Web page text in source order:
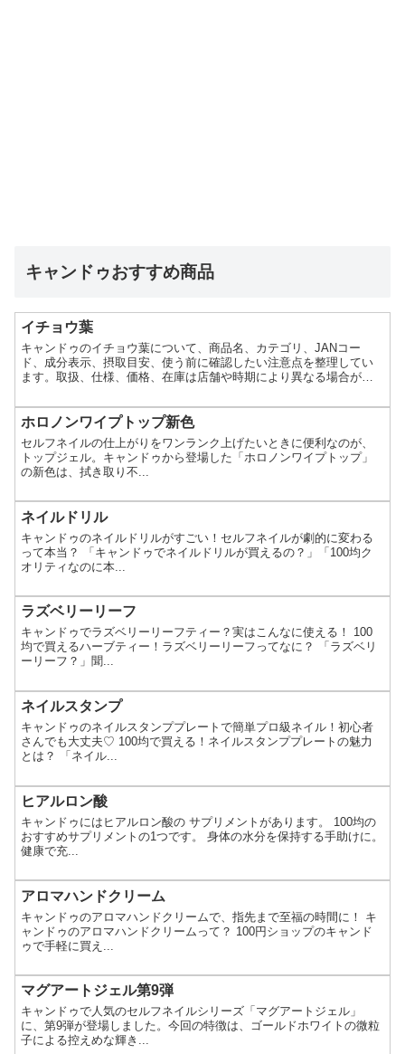
キャンドゥおすすめ商品
イチョウ葉
キャンドゥのイチョウ葉について、商品名、カテゴリ、JANコー
ド、成分表示、摂取目安、使う前に確認したい注意点を整理してい
ます。取扱、仕様、価格、在庫は店舗や時期により異なる場合があ
ホロノンワイプトップ新色
セルフネイルの仕上がりをワンランク上げたいときに便利なのが、
トップジェル。キャンドゥから登場した「ホロノンワイプトップ」
の新色は、拭き取り不...
ネイルドリル
キャンドゥのネイルドリルがすごい！セルフネイルが劇的に変わる
って本当？ 「キャンドゥでネイルドリルが買えるの？」「100均ク
オリティなのに本...
ラズベリーリーフ
キャンドゥでラズベリーリーフティー？実はこんなに使える！ 100
均で買えるハーブティー！ラズベリーリーフってなに？ 「ラズベリ
ーリーフ？」聞...
ネイルスタンプ
キャンドゥのネイルスタンププレートで簡単プロ級ネイル！初心者
さんでも大丈夫♡ 100均で買える！ネイルスタンププレートの魅力
とは？ 「ネイル...
ヒアルロン酸
キャンドゥにはヒアルロン酸の サプリメントがあります。 100均の
おすすめサプリメントの1つです。 身体の水分を保持する手助けに。
健康で充...
アロマハンドクリーム
キャンドゥのアロマハンドクリームで、指先まで至福の時間に！ キ
ャンドゥのアロマハンドクリームって？ 100円ショップのキャンド
ゥで手軽に買え...
マグアートジェル第9弾
キャンドゥで人気のセルフネイルシリーズ「マグアートジェル」
に、第9弾が登場しました。今回の特徴は、ゴールドホワイトの微粒
子による控えめな輝き...